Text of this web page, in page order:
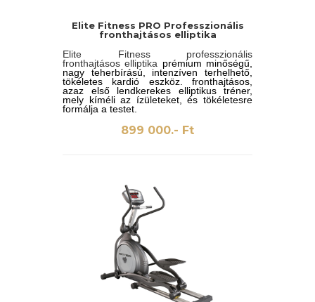
palacktartóna
k és a
szállítógörgőknekköszönhetően nem
kell lemondania a megszokott
kényelemről sem.
Elite Fitness PRO Professzionális
fronthajtásos elliptika
Elite Fitness professzionális
fronthajtásos elliptika prémium minőségű,
nagy teherbírású, intenzíven terhelhető,
tökéletes kardió eszköz. fronthajtásos,
azaz első lendkerekes elliptikus tréner,
mely kíméli az ízületeket, és tökéletesre
formálja a testet.
899 000.- Ft